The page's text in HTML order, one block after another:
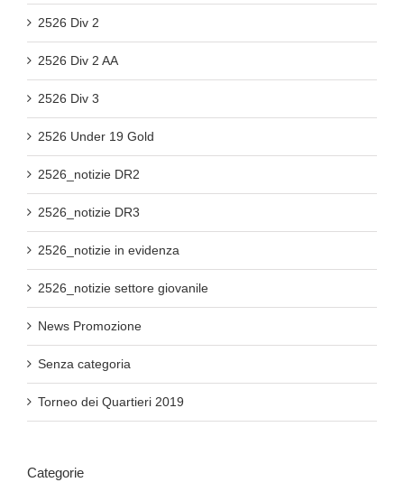
2526 Div 2
2526 Div 2 AA
2526 Div 3
2526 Under 19 Gold
2526_notizie DR2
2526_notizie DR3
2526_notizie in evidenza
2526_notizie settore giovanile
News Promozione
Senza categoria
Torneo dei Quartieri 2019
Categorie